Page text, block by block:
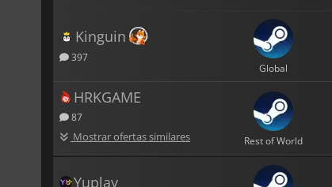
Kinguin
397
Global
HRKGAME
87
Mostrar ofertas similares Rest of World
Yuplay